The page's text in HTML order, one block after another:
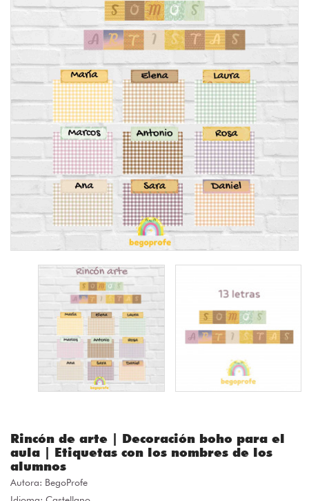
Rincón de arte | Decoración boho para el
aula | Etiquetas con los nombres de los
alumnos
Autora: BegoProfe